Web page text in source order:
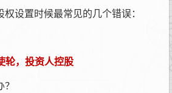
设置时候最常见的几个错误：
，投资人控股